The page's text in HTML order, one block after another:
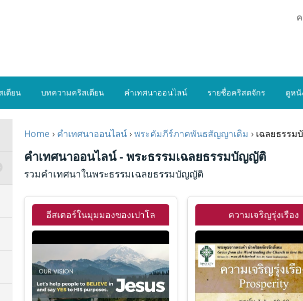
เตียน บทความคริสเตียน คำเทศนาออนไลน์ รายชื่อคริสตจักร ดูหนั
Home › คำเทศนาออนไลน์ ›พระคัมภีร์ภาคพันธสัญญาเดิม › เฉลยธรร
คำเทศนาออนไลน์ - พระธรรมเฉลยธรรมบัญญัติ
รวมคำเทศนาในพระธรรมเฉลยธรรมบัญญัติ
อีสเตอร์ในมุมมองของเปาโล ความเจริญรุ่งเรือง